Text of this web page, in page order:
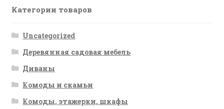
Категории товаров
Uncategorized
Деревянная садовая мебель
Диваны
Комоды и скамьи
Комоды, этажерки, шкафы